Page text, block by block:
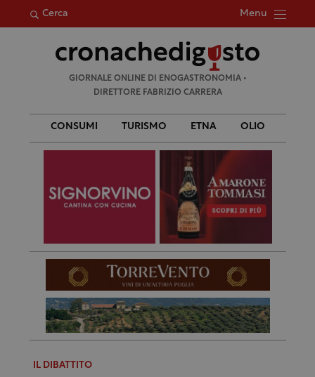
Cerca Menu
per:
GIORNALE ONLINE DI ENOGASTRONOMIA •
DIRETTORE FABRIZIO CARRERA
CONSUMI TURISMO ETNA OLIO
IL DIBATTITO